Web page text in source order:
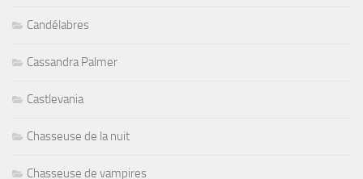
Candélabres
Cassandra Palmer
Castlevania
Chasseuse de la nuit
Chasseuse de vampires